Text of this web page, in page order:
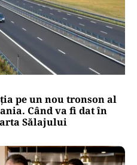
pe un nou tronson al
Când va fi dat în
Sălajului